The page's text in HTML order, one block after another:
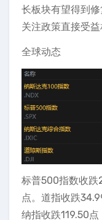
长板块有望得到
关注政策直接受益
全球动态
标普500指数收跌
点。道指收跌
纳指收跌119.50